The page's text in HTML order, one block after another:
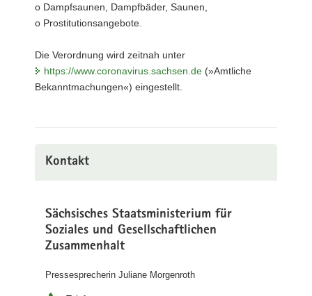
o Dampfsaunen, Dampfbäder, Saunen,
o Prostitutionsangebote.
Die Verordnung wird zeitnah unter
https://www.coronavirus.sachsen.de (»Amtliche
Bekanntmachungen«) eingestellt.
Kontakt
Sächsisches Staatsministerium für
Soziales und Gesellschaftlichen
Zusammenhalt
Pressesprecherin Juliane Morgenroth